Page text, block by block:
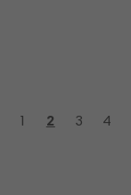
1 2 3 4